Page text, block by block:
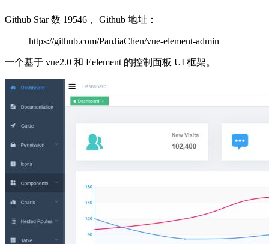
Github Star 数 19546， Github 地址：
https://github.com/PanJiaChen/vue-element-admin
一个基于 vue2.0 和 Eelement 的控制面板 UI 框架。